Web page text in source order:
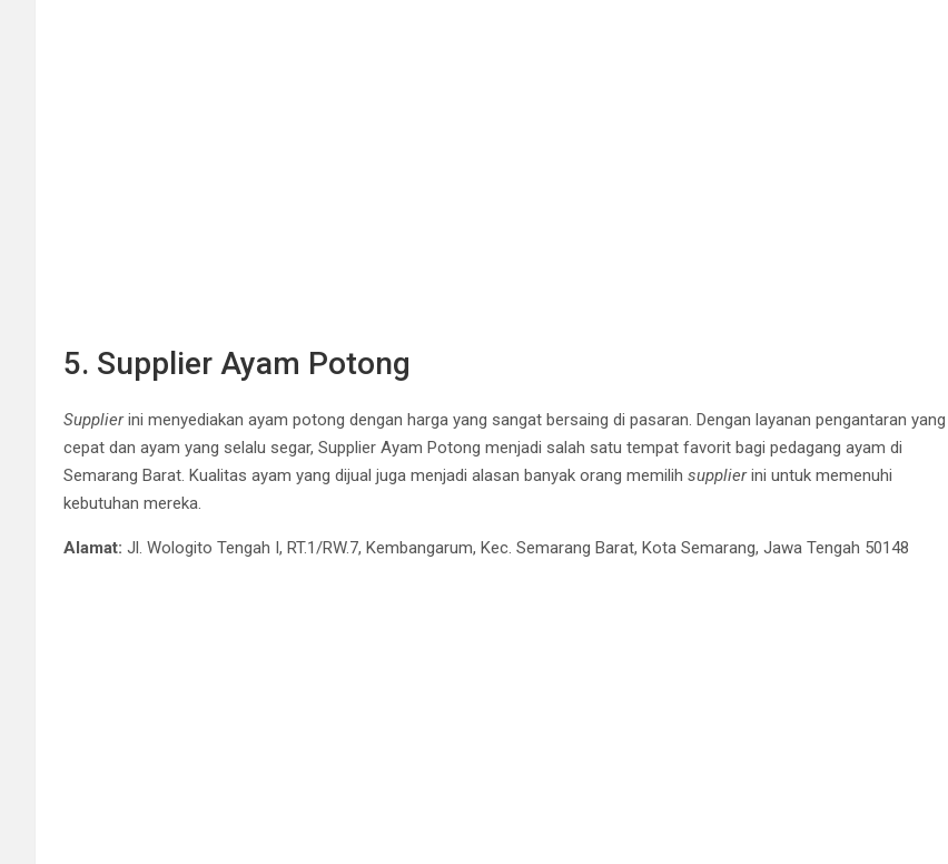
5. Supplier Ayam Potong
Supplierini menyediakan ayam potong dengan harga yang sangat bersaing di pasaran. Dengan layanan pengantaran yang
cepat dan ayam yang selalu segar, Supplier Ayam Potong menjadi salah satu tempat favorit bagi pedagang ayam di
Semarang Barat. Kualitas ayam yang dijual juga menjadi alasan banyak orang memilih supplierini untuk memenuhi
kebutuhan mereka.
Alamat: Jl. Wologito Tengah I, RT.1/RW.7, Kembangarum, Kec. Semarang Barat, Kota Semarang, Jawa Tengah 50148